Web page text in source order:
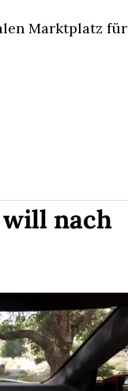
Marktplatz für
nach